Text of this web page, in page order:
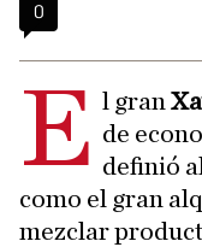
0
e l gran
de
definió
como el gran
mezclar